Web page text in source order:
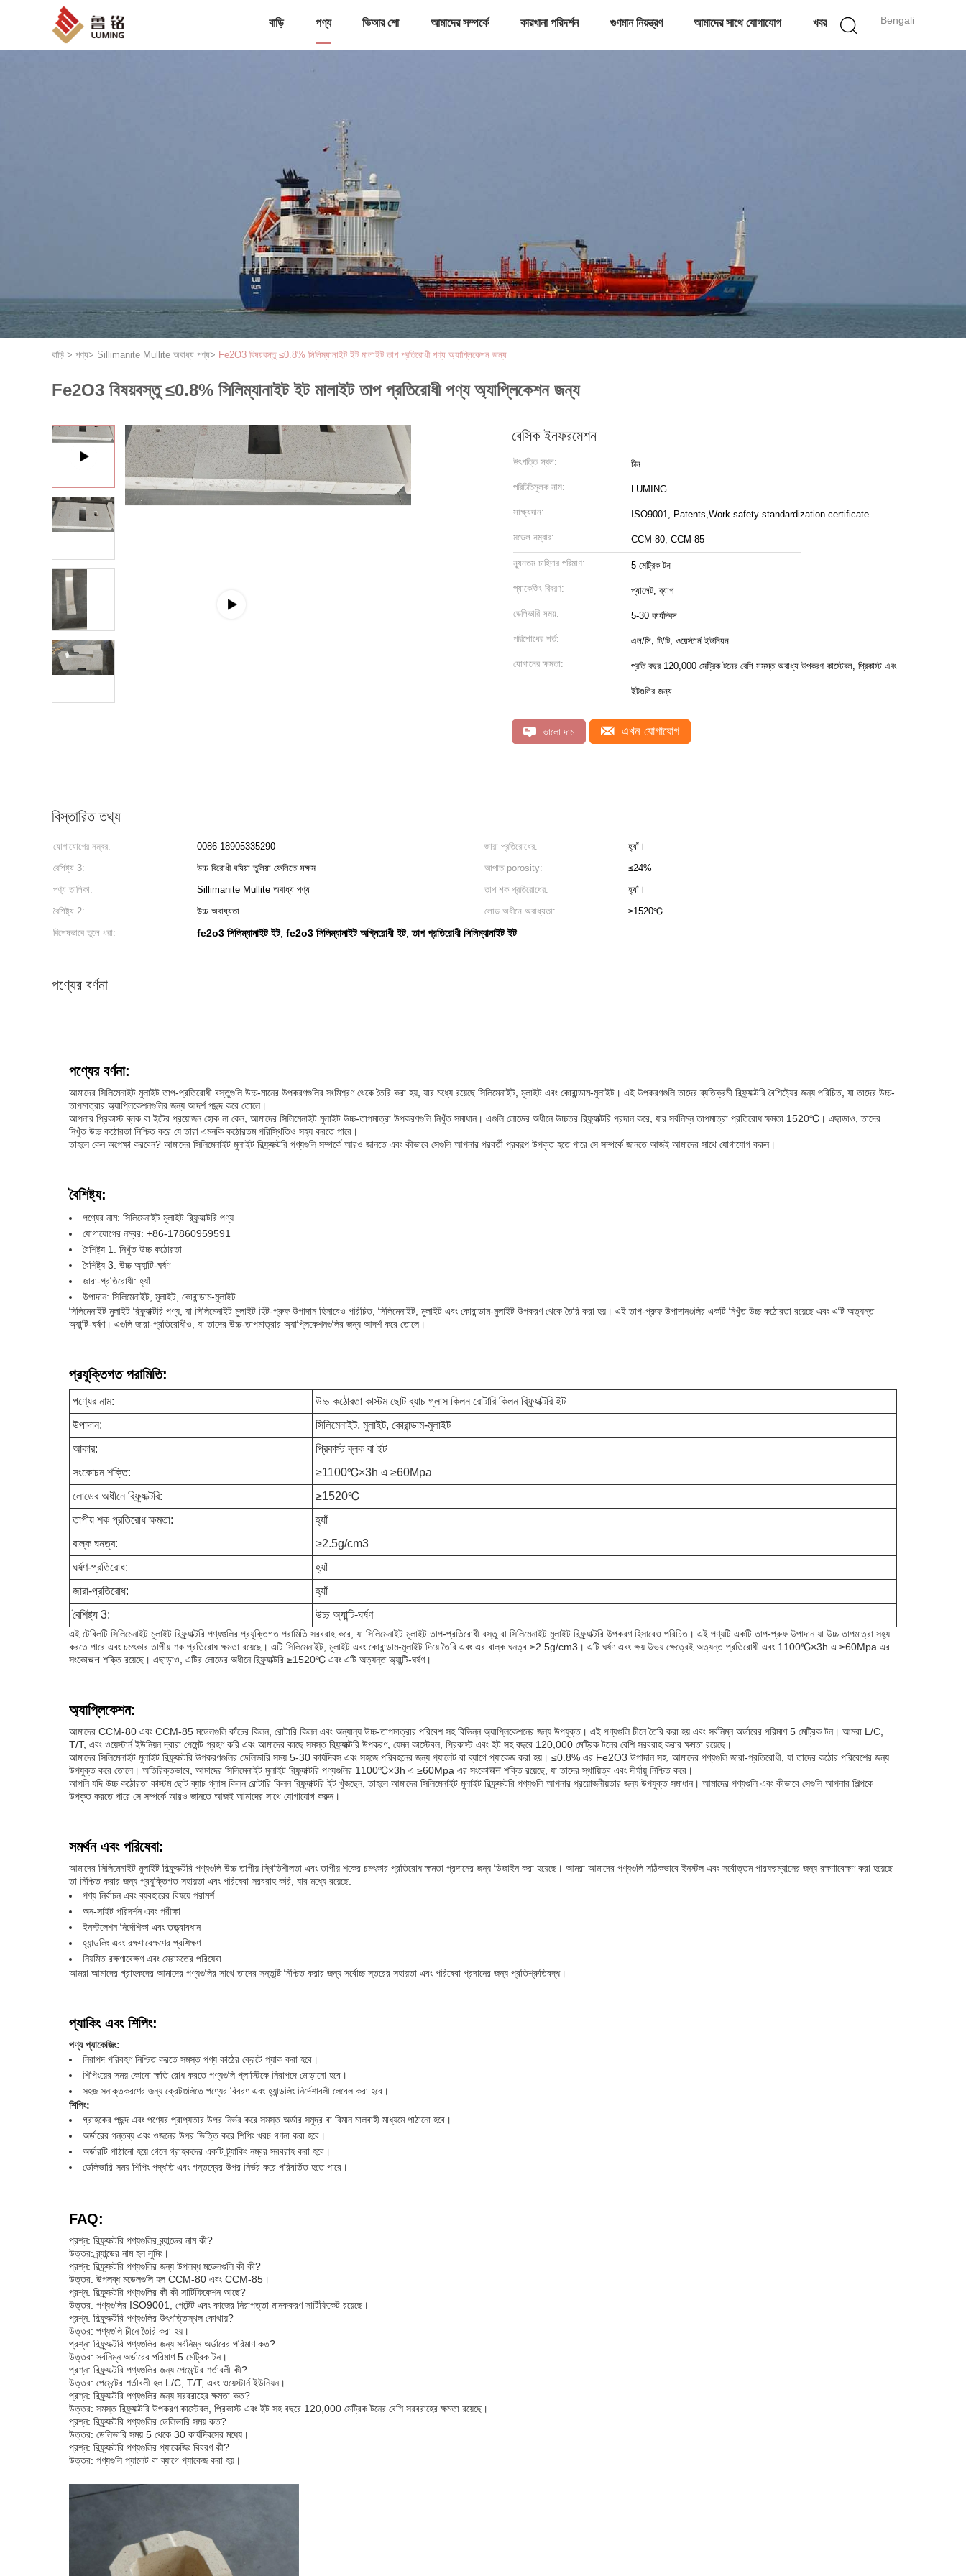
Bengali
বাড়ি পণ্য ভিআর শো আমাদের সম্পর্কে কারখানা পরিদর্শন গুণমান নিয়ন্ত্রণ আমাদের সাথে যোগাযোগ খবর
বাড়ি > পণ্য> Sillimanite Mullite অবাধ্য পণ্য> Fe2O3 বিষয়বস্তু ≤0.8% সিলিম্যানাইট ইট মালাইট তাপ প্রতিরোধী পণ্য অ্যাপ্লিকেশন জন্য
Fe2O3 বিষয়বস্তু ≤0.8% সিলিম্যানাইট ইট মালাইট তাপ প্রতিরোধী পণ্য অ্যাপ্লিকেশন জন্য
বেসিক ইনফরমেশন
উৎপত্তি স্থল: চীন
পরিচিতিমুলক নাম: LUMING
সাক্ষ্যদান: ISO9001, Patents,Work safety standardization certificate
মডেল নম্বার: CCM-80, CCM-85
ন্যূনতম চাহিদার পরিমাণ: 5 মেট্রিক টন
প্যাকেজিং বিবরণ: প্যালেট, ব্যাগ
ডেলিভারি সময়: 5-30 কার্যদিবস
পরিশোধের শর্ত: এল/সি, টি/টি, ওয়েস্টার্ন ইউনিয়ন
যোগানের ক্ষমতা: প্রতি বছর 120,000 মেট্রিক টনের বেশি সমস্ত অবাধ্য উপকরণ কাস্টেবল, প্রিকাস্ট এবং
ইটগুলির জন্য
ভালো দাম এখন যোগাযোগ
বিস্তারিত তথ্য
যোগাযোগের নম্বর: 0086-18905335290 জারা প্রতিরোধের:
হ্যাঁ।
বৈশিষ্ট্য 3:
উচ্চ বিরোধী ঘষিয়া তুলিয়া ফেলিতে সক্ষম আপাত porosity:
≤24%
পণ্য তালিকা:
Sillimanite Mullite অবাধ্য পণ্য তাপ শক প্রতিরোধের:
হ্যাঁ।
বৈশিষ্ট্য 2:
উচ্চ অবাধ্যতা লোড অধীনে অবাধ্যতা:
≥1520℃
বিশেষভাবে তুলে ধরা:
fe2o3 সিলিম্যানাইট ইট, fe2o3 সিলিম্যানাইট অগ্নিরোধী ইট,তাপ প্রতিরোধী সিলিম্যানাইট ইট
পণ্যের বর্ণনা
পণ্যের বর্ণনা:
আমাদের সিলিমেনাইট মুলাইট তাপ-প্রতিরোধী বস্তুগুলি উচ্চ-মানের উপকরণগুলির সংমিশ্রণ থেকে তৈরি করা হয়, যার মধ্যে রয়েছে সিলিমেনাইট, মুলাইট এবং কোরান্ডাম-মুলাইট। এই উপকরণগুলি তাদের ব্যতিক্রমী রিফ্র্যাক্টরি বৈশিষ্ট্যের জন্য পরিচিত, যা তাদের উচ্চ-
তাপমাত্রার অ্যাপ্লিকেশনগুলির জন্য আদর্শ পছন্দ করে তোলে।
আপনার প্রিকাস্ট ব্লক বা ইটের প্রয়োজন হোক না কেন, আমাদের সিলিমেনাইট মুলাইট উচ্চ-তাপমাত্রা উপকরণগুলি নিখুঁত সমাধান। এগুলি লোডের অধীনে উচ্চতর রিফ্র্যাক্টরি প্রদান করে, যার সর্বনিম্ন তাপমাত্রা প্রতিরোধ ক্ষমতা 1520℃। এছাড়াও, তাদের
নিখুঁত উচ্চ কঠোরতা নিশ্চিত করে যে তারা এমনকি কঠোরতম পরিস্থিতিও সহ্য করতে পারে।
তাহলে কেন অপেক্ষা করবেন? আমাদের সিলিমেনাইট মুলাইট রিফ্র্যাক্টরি পণ্যগুলি সম্পর্কে আরও জানতে এবং কীভাবে সেগুলি আপনার পরবর্তী প্রকল্পে উপকৃত হতে পারে সে সম্পর্কে জানতে আজই আমাদের সাথে যোগাযোগ করুন।
বৈশিষ্ট্য:
পণ্যের নাম: সিলিমেনাইট মুলাইট রিফ্র্যাক্টরি পণ্য
যোগাযোগের নম্বর: +86-17860959591
বৈশিষ্ট্য 1: নিখুঁত উচ্চ কঠোরতা
বৈশিষ্ট্য 3: উচ্চ অ্যান্টি-ঘর্ষণ
জারা-প্রতিরোধী: হ্যাঁ
উপাদান: সিলিমেনাইট, মুলাইট, কোরান্ডাম-মুলাইট
সিলিমেনাইট মুলাইট রিফ্র্যাক্টরি পণ্য, যা সিলিমেনাইট মুলাইট হিট-প্রুফ উপাদান হিসাবেও পরিচিত, সিলিমেনাইট, মুলাইট এবং কোরান্ডাম-মুলাইট উপকরণ থেকে তৈরি করা হয়। এই তাপ-প্রুফ উপাদানগুলির একটি নিখুঁত উচ্চ কঠোরতা রয়েছে এবং এটি অত্যন্ত
অ্যান্টি-ঘর্ষণ। এগুলি জারা-প্রতিরোধীও, যা তাদের উচ্চ-তাপমাত্রার অ্যাপ্লিকেশনগুলির জন্য আদর্শ করে তোলে।
প্রযুক্তিগত পরামিতি:
পণ্যের নাম:
উচ্চ কঠোরতা কাস্টম ছোট ব্যাচ গ্লাস কিলন রোটারি কিলন রিফ্র্যাক্টরি ইট
উপাদান:
সিলিমেনাইট, মুলাইট, কোরান্ডাম-মুলাইট
আকার:
প্রিকাস্ট ব্লক বা ইট
সংকোচন শক্তি:
≥1100℃×3h এ ≥60Mpa
লোডের অধীনে রিফ্র্যাক্টরি:
≥1520℃
তাপীয় শক প্রতিরোধ ক্ষমতা:
হ্যাঁ
বাল্ক ঘনত্ব:
≥2.5g/cm3
ঘর্ষণ-প্রতিরোধ:
হ্যাঁ
জারা-প্রতিরোধ:
হ্যাঁ
বৈশিষ্ট্য 3:
উচ্চ অ্যান্টি-ঘর্ষণ
এই টেবিলটি সিলিমেনাইট মুলাইট রিফ্র্যাক্টরি পণ্যগুলির প্রযুক্তিগত পরামিতি সরবরাহ করে, যা সিলিমেনাইট মুলাইট তাপ-প্রতিরোধী বস্তু বা সিলিমেনাইট মুলাইট রিফ্র্যাক্টরি উপকরণ হিসাবেও পরিচিত। এই পণ্যটি একটি তাপ-প্রুফ উপাদান যা উচ্চ তাপমাত্রা সহ্য
করতে পারে এবং চমৎকার তাপীয় শক প্রতিরোধ ক্ষমতা রয়েছে। এটি সিলিমেনাইট, মুলাইট এবং কোরান্ডাম-মুলাইট দিয়ে তৈরি এবং এর বাল্ক ঘনত্ব ≥2.5g/cm3। এটি ঘর্ষণ এবং ক্ষয় উভয় ক্ষেত্রেই অত্যন্ত প্রতিরোধী এবং 1100℃×3h এ ≥60Mpa এর
সংকোचन শক্তি রয়েছে। এছাড়াও, এটির লোডের অধীনে রিফ্র্যাক্টরি ≥1520℃ এবং এটি অত্যন্ত অ্যান্টি-ঘর্ষণ।
অ্যাপ্লিকেশন:
আমাদের CCM-80 এবং CCM-85 মডেলগুলি কাঁচের কিলন, রোটারি কিলন এবং অন্যান্য উচ্চ-তাপমাত্রার পরিবেশ সহ বিভিন্ন অ্যাপ্লিকেশনের জন্য উপযুক্ত। এই পণ্যগুলি চীনে তৈরি করা হয় এবং সর্বনিম্ন অর্ডারের পরিমাণ 5 মেট্রিক টন। আমরা L/C,
T/T, এবং ওয়েস্টার্ন ইউনিয়ন দ্বারা পেমেন্ট গ্রহণ করি এবং আমাদের কাছে সমস্ত রিফ্র্যাক্টরি উপকরণ, যেমন কাস্টেবল, প্রিকাস্ট এবং ইট সহ বছরে 120,000 মেট্রিক টনের বেশি সরবরাহ করার ক্ষমতা রয়েছে।
আমাদের সিলিমেনাইট মুলাইট রিফ্র্যাক্টরি উপকরণগুলির ডেলিভারি সময় 5-30 কার্যদিবস এবং সহজে পরিবহনের জন্য প্যালেট বা ব্যাগে প্যাকেজ করা হয়। ≤0.8% এর Fe2O3 উপাদান সহ, আমাদের পণ্যগুলি জারা-প্রতিরোধী, যা তাদের কঠোর পরিবেশের জন্য
উপযুক্ত করে তোলে। অতিরিক্তভাবে, আমাদের সিলিমেনাইট মুলাইট রিফ্র্যাক্টরি পণ্যগুলির 1100℃×3h এ ≥60Mpa এর সংকোचन শক্তি রয়েছে, যা তাদের স্থায়িত্ব এবং দীর্ঘায়ু নিশ্চিত করে।
আপনি যদি উচ্চ কঠোরতা কাস্টম ছোট ব্যাচ গ্লাস কিলন রোটারি কিলন রিফ্র্যাক্টরি ইট খুঁজছেন, তাহলে আমাদের সিলিমেনাইট মুলাইট রিফ্র্যাক্টরি পণ্যগুলি আপনার প্রয়োজনীয়তার জন্য উপযুক্ত সমাধান। আমাদের পণ্যগুলি এবং কীভাবে সেগুলি আপনার শিল্পকে
উপকৃত করতে পারে সে সম্পর্কে আরও জানতে আজই আমাদের সাথে যোগাযোগ করুন।
সমর্থন এবং পরিষেবা:
আমাদের সিলিমেনাইট মুলাইট রিফ্র্যাক্টরি পণ্যগুলি উচ্চ তাপীয় স্থিতিশীলতা এবং তাপীয় শকের চমৎকার প্রতিরোধ ক্ষমতা প্রদানের জন্য ডিজাইন করা হয়েছে। আমরা আমাদের পণ্যগুলি সঠিকভাবে ইনস্টল এবং সর্বোত্তম পারফরম্যান্সের জন্য রক্ষণাবেক্ষণ করা হয়েছে
তা নিশ্চিত করার জন্য প্রযুক্তিগত সহায়তা এবং পরিষেবা সরবরাহ করি, যার মধ্যে রয়েছে:
পণ্য নির্বাচন এবং ব্যবহারের বিষয়ে পরামর্শ
অন-সাইট পরিদর্শন এবং পরীক্ষা
ইনস্টলেশন নির্দেশিকা এবং তত্ত্বাবধান
হ্যান্ডলিং এবং রক্ষণাবেক্ষণের প্রশিক্ষণ
নিয়মিত রক্ষণাবেক্ষণ এবং মেরামতের পরিষেবা
আমরা আমাদের গ্রাহকদের আমাদের পণ্যগুলির সাথে তাদের সন্তুষ্টি নিশ্চিত করার জন্য সর্বোচ্চ স্তরের সহায়তা এবং পরিষেবা প্রদানের জন্য প্রতিশ্রুতিবদ্ধ।
প্যাকিং এবং শিপিং:
পণ্য প্যাকেজিং:
নিরাপদ পরিবহণ নিশ্চিত করতে সমস্ত পণ্য কাঠের ক্রেটে প্যাক করা হবে।
শিপিংয়ের সময় কোনো ক্ষতি রোধ করতে পণ্যগুলি প্লাস্টিকে নিরাপদে মোড়ানো হবে।
সহজ সনাক্তকরণের জন্য ক্রেটগুলিতে পণ্যের বিবরণ এবং হ্যান্ডলিং নির্দেশাবলী লেবেল করা হবে।
শিপিং:
গ্রাহকের পছন্দ এবং পণ্যের প্রাপ্যতার উপর নির্ভর করে সমস্ত অর্ডার সমুদ্র বা বিমান মালবাহী মাধ্যমে পাঠানো হবে।
অর্ডারের গন্তব্য এবং ওজনের উপর ভিত্তি করে শিপিং খরচ গণনা করা হবে।
অর্ডারটি পাঠানো হয়ে গেলে গ্রাহকদের একটি ট্র্যাকিং নম্বর সরবরাহ করা হবে।
ডেলিভারি সময় শিপিং পদ্ধতি এবং গন্তব্যের উপর নির্ভর করে পরিবর্তিত হতে পারে।
FAQ:
প্রশ্ন: রিফ্র্যাক্টরি পণ্যগুলির ব্র্যান্ডের নাম কী?
উত্তর: ব্র্যান্ডের নাম হল লুমিং।
প্রশ্ন: রিফ্র্যাক্টরি পণ্যগুলির জন্য উপলব্ধ মডেলগুলি কী কী?
উত্তর: উপলব্ধ মডেলগুলি হল CCM-80 এবং CCM-85।
প্রশ্ন: রিফ্র্যাক্টরি পণ্যগুলির কী কী সার্টিফিকেশন আছে?
উত্তর: পণ্যগুলির ISO9001, পেটেন্ট এবং কাজের নিরাপত্তা মানককরণ সার্টিফিকেট রয়েছে।
প্রশ্ন: রিফ্র্যাক্টরি পণ্যগুলির উৎপত্তিস্থল কোথায়?
উত্তর: পণ্যগুলি চীনে তৈরি করা হয়।
প্রশ্ন: রিফ্র্যাক্টরি পণ্যগুলির জন্য সর্বনিম্ন অর্ডারের পরিমাণ কত?
উত্তর: সর্বনিম্ন অর্ডারের পরিমাণ 5 মেট্রিক টন।
প্রশ্ন: রিফ্র্যাক্টরি পণ্যগুলির জন্য পেমেন্টের শর্তাবলী কী?
উত্তর: পেমেন্টের শর্তাবলী হল L/C, T/T, এবং ওয়েস্টার্ন ইউনিয়ন।
প্রশ্ন: রিফ্র্যাক্টরি পণ্যগুলির জন্য সরবরাহের ক্ষমতা কত?
উত্তর: সমস্ত রিফ্র্যাক্টরি উপকরণ কাস্টেবল, প্রিকাস্ট এবং ইট সহ বছরে 120,000 মেট্রিক টনের বেশি সরবরাহের ক্ষমতা রয়েছে।
প্রশ্ন: রিফ্র্যাক্টরি পণ্যগুলির ডেলিভারি সময় কত?
উত্তর: ডেলিভারি সময় 5 থেকে 30 কার্যদিবসের মধ্যে।
প্রশ্ন: রিফ্র্যাক্টরি পণ্যগুলির প্যাকেজিং বিবরণ কী?
উত্তর: পণ্যগুলি প্যালেট বা ব্যাগে প্যাকেজ করা হয়।